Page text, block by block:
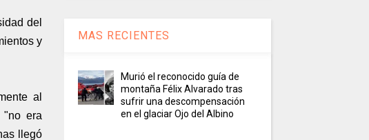
del
y
al
"no era
llegó
MAS RECIENTES
Murió el reconocido guía de
montaña Félix Alvarado tras
sufrir una descompensación
en el glaciar Ojo del Albino